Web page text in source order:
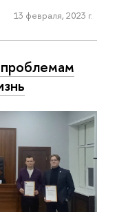
13 февраля, 2023 г.